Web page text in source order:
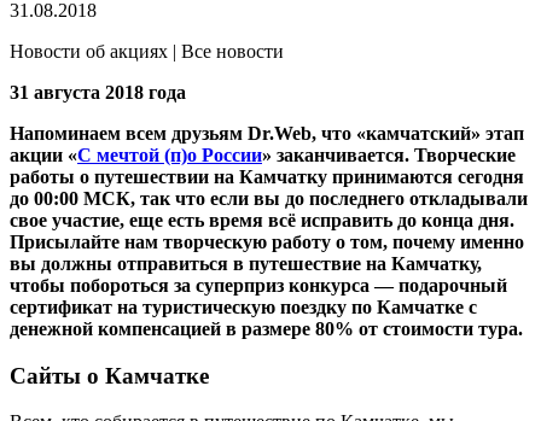
31.08.2018
Новости об акциях | Все новости
31 августа 2018 года
Напоминаем всем друзьям Dr.Web, что «камчатский» этап
акции «С мечтой (п)о России» заканчивается. Творческие
работы о путешествии на Камчатку принимаются сегодня
до 00:00 МСК, так что если вы до последнего откладывали
свое участие, еще есть время всё исправить до конца дня.
Присылайте нам творческую работу о том, почему именно
вы должны отправиться в путешествие на Камчатку,
чтобы побороться за суперприз конкурса — подарочный
сертификат на туристическую поездку по Камчатке с
денежной компенсацией в размере 80% от стоимости тура.
Сайты о Камчатке